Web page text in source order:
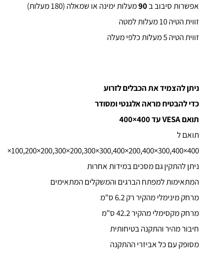
אפשרות סיבוב ב90מעלות ימינה או שמאלה (180 מעלות)
זווית הטיה 10 מעלות למטה
זווית הטיה 5 מעלות כלפי מעלה
ניתן להצמיד את הכבלים לזרוע
כדי להבטיח מראה אלגנטי ומסודר
תואם VESA עד 400×400
תואם ל
ניתן להתקין גם מסכים במידות אחרות
המתאימות למפתח הברגים והמשקלים המתאימים
מרחק מינימלי מהקיר רק 6.2 ס"מ
מרחק מקסימלי מהקיר 42.2 ס"מ
חיבור מהיר והתקנה בטיחותית
מסופק עם כל אביזרי ההתקנה